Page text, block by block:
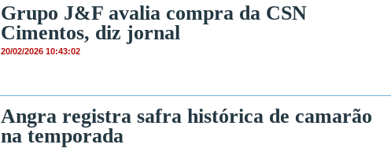
Grupo J&F avalia compra da CSN
Cimentos, diz jornal
20/02/2026 10:43:02
Angra registra safra histórica de camarão
na temporada